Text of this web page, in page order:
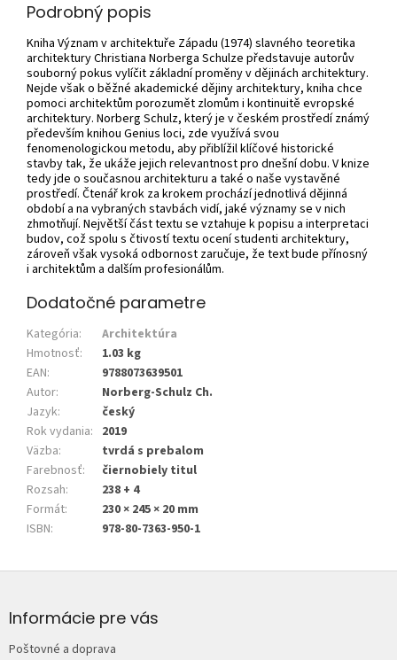
Podrobný popis
Kniha Význam v architektuře Západu (1974) slavného teoretika
architektury Christiana Norberga Schulze představuje autorův
souborný pokus vylíčit základní proměny v dějinách architektury.
Nejde však o běžné akademické dějiny architektury, kniha chce
pomoci architektům porozumět zlomům i kontinuitě evropské
architektury. Norberg Schulz, který je v českém prostředí známý
především knihou Genius loci, zde využívá svou
fenomenologickou metodu, aby přiblížil klíčové historické
stavby tak, že ukáže jejich relevantnost pro dnešní dobu. V knize
tedy jde o současnou architekturu a také o naše vystavěné
prostředí. Čtenář krok za krokem prochází jednotlivá dějinná
období a na vybraných stavbách vidí, jaké významy se v nich
zhmotňují. Největší část textu se vztahuje k popisu a interpretaci
budov, což spolu s čtivostí textu ocení studenti architektury,
zároveň však vysoká odbornost zaručuje, že text bude přínosný
i architektům a dalším profesionálům.
Dodatočné parametre
Kategória:
Architektúra
Hmotnosť:
1.03 kg
EAN:
9788073639501
Autor:
Norberg-Schulz Ch.
Jazyk:
český
Rok vydania: 2019
Väzba:
tvrdá s prebalom
Farebnosť:
čiernobiely titul
Rozsah:
238 + 4
Formát:
230 × 245 × 20 mm
ISBN: 978-80-7363-950-1
pInformácie pre vás
Poštovné a doprava